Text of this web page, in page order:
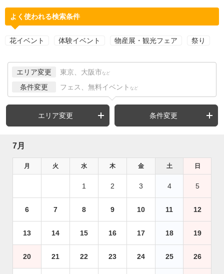
よく使われる検索条件
花イベント 体験イベント 物産展・観光フェア 祭り
エリア変更 東京、大阪市 など
条件変更 フェス、無料イベント など
エリア変更 条件変更
7月
月 火 水 木 金 土 日
1 2 3 4 5
6 7 8 9 10 11 12
13 14 15 16 17 18 19
20 21 22 23 24 25 26